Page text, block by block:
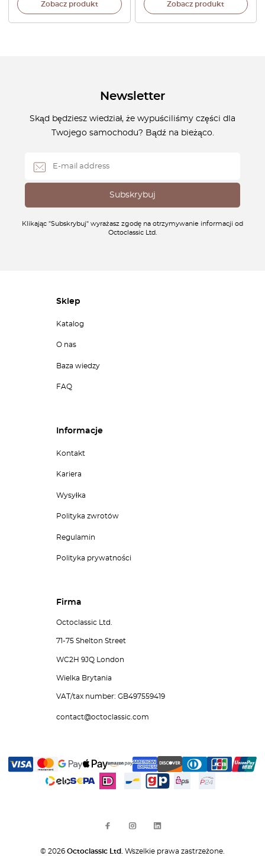
Zobacz produkt Zobacz produkt
Newsletter
Skąd będziesz wiedział, że wypuściliśmy części dla
Twojego samochodu? Bądź na bieżąco.
Klikając "Subskrybuj" wyrażasz zgodę na otrzymywanie informacji od
Octoclassic Ltd.
Sklep
Katalog
O nas
Baza wiedzy
FAQ
Informacje
Kontakt
Kariera
Wysyłka
Polityka zwrotów
Regulamin
Polityka prywatności
Firma
Octoclassic Ltd.
71-75 Shelton Street
WC2H 9JQ London
Wielka Brytania
VAT/tax number: GB497559419
contact@octoclassic.com
© 2026 Octoclassic Ltd. Wszelkie prawa zastrzeżone.